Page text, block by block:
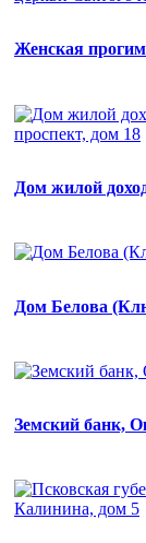
Женская
Дом жилой
Дом Белова
Земский банк,